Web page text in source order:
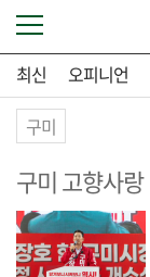
최신 오피니언
구미
구미 고향사랑